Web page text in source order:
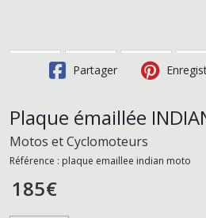
Partager
Plaque émaillée
Motos et Cyclomoteurs
Référence : plaque emaillee indian moto
185€